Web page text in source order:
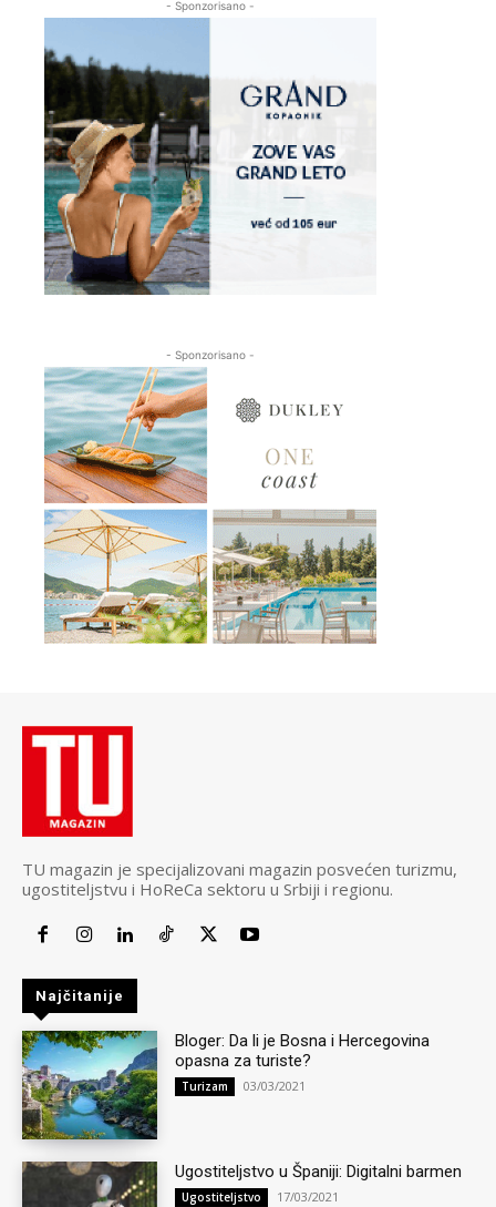
- Sponzorisano -
- Sponzorisano -
TU magazin je specijalizovani magazin posvećen turizmu,
ugostiteljstvu i HoReCa sektoru u Srbiji i regionu.
Najčitanije
Bloger: Da li je Bosna i Hercegovina
opasna za turiste?
Turizam 03/03/2021
Ugostiteljstvo u Španiji: Digitalni barmen
Ugostiteljstvo 17/03/2021